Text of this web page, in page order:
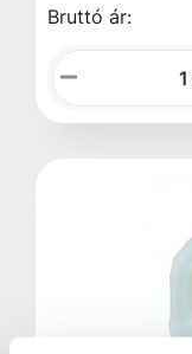
Bruttó ár: